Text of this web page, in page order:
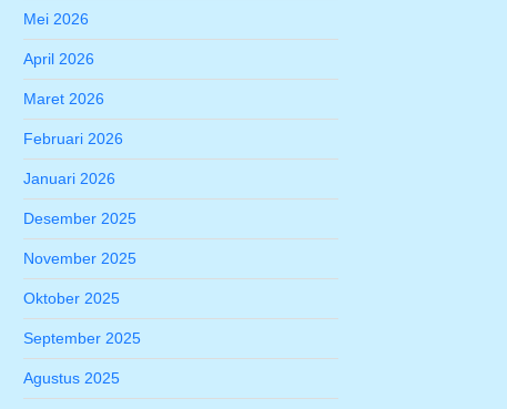
Mei 2026
April 2026
Maret 2026
Februari 2026
Januari 2026
Desember 2025
November 2025
Oktober 2025
September 2025
Agustus 2025